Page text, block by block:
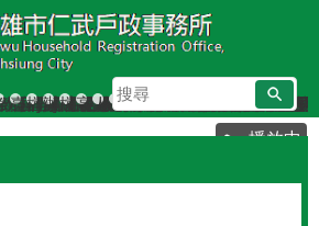
搜
尋
播放中
心詐騙電話假冒戶政事務所
里里鄰調整新舊門牌對照表（115年7
以上應辦理遷出登記；出境未滿2年，
騙]戶政事務所不會以電話語音或簡訊
宣導]戶政司線上申辦戶籍登記服務已
育程度查記宣導
臺灣原住民族姓名可單列原住民族文
檔案應用服務專區
辦理各類戶籍案件，委託他人辦理
檔案應用專區
高雄市戶所結婚拍照背板介紹
人籍合一 請依居住事實辦理
戶政線上申辦服務再升級
虛報遷徙小心觸法
本市戶政事務所提供
戶政規費收據查詢
當事人死亡不得
本所服務時間
國民身分證
遷戶口要